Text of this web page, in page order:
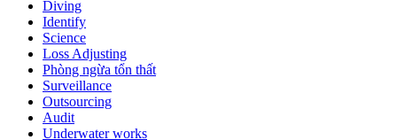
Diving
Identify
Science
Loss Adjusting
Phòng ngừa tổn thất
Surveillance
Outsourcing
Audit
Underwater works